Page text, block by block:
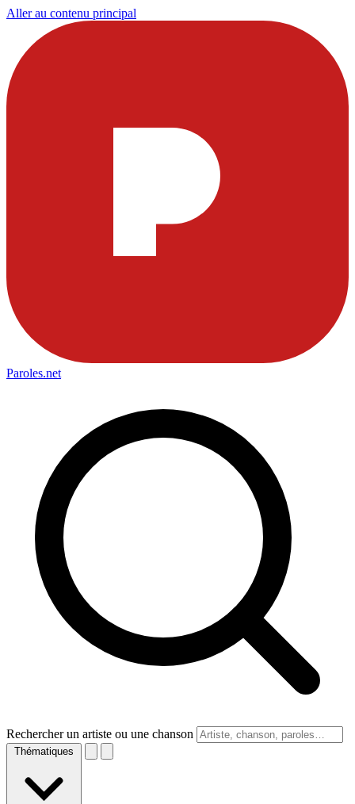
Aller au contenu principal
Paroles.net
Rechercher un artiste ou une chanson
Thématiques